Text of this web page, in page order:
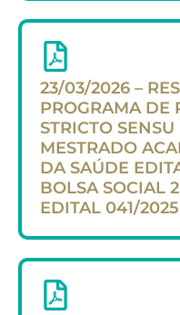
23/03/2026 –
PROGRAMA DE
STRICTO
MESTRADO
DA SAÚDE
BOLSA SOCIAL
EDITAL 041/2025